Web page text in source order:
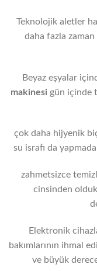
Teknolojik aletler
daha fazla zaman
Beyaz eşyalar
makinesi gün içinde
çok daha hijyenik
su israfı da
zahmetsizce
cinsinden
Elektronik
bakımlarının ihmal
ve büyük